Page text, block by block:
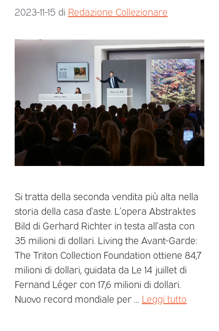
2023-11-15 di Redazione Collezionare
Si tratta della seconda vendita più alta nella
storia della casa d’aste. L’opera Abstraktes
Bild di Gerhard Richter in testa all’asta con
35 milioni di dollari. Living the Avant-Garde:
The Triton Collection Foundation ottiene 84,7
milioni di dollari, guidata da Le 14 juillet di
Fernand Léger con 17,6 milioni di dollari.
Nuovo record mondiale per … Leggi tutto